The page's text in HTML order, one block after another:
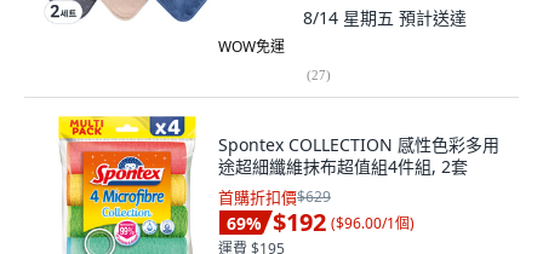
8/14 星期五 預計送達
WOW免運
(27)
Spontex COLLECTION 感性色彩多用
途超細纖維抹布超值組4件組, 2套
首購折扣價$629
69% $192 ($96.00/1個)
運費 $195